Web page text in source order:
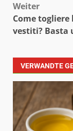
Weiter
Come
vestiti? Basta
VERWANDTE